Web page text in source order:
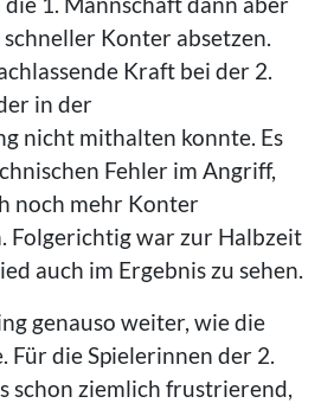
Konter absetzen.
Kraft bei der 2.
in der
nicht mithalten konnte. Es
Fehler im Angriff,
noch mehr Konter
Folgerichtig war zur Halbzeit
auch im Ergebnis zu sehen.
genauso weiter, wie die
Für die Spielerinnen der 2.
schon ziemlich frustrierend,